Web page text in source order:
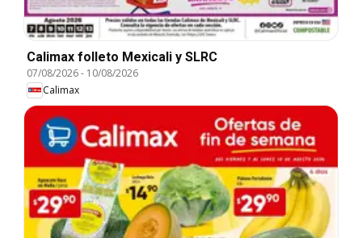
Calimax folleto Mexicali y SLRC
07/08/2026- 10/08/2026
Calimax